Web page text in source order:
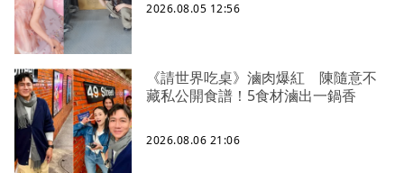
2026.08.05 12:56
《請世界吃桌》滷肉爆紅 陳隨意不
藏私公開食譜！5食材滷出一鍋香
2026.08.06 21:06